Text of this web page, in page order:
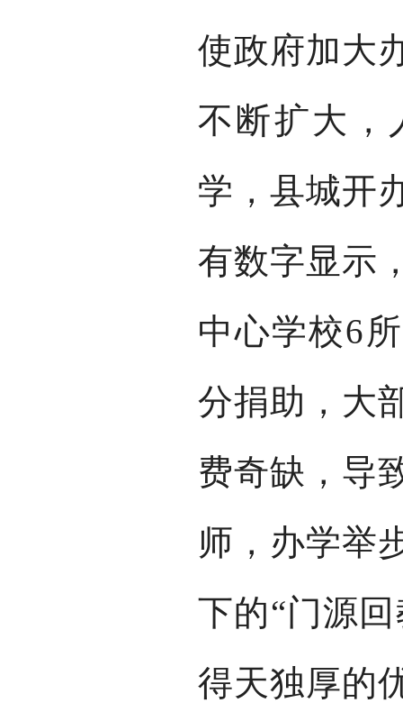
使政府加大
不断扩大，
学，县城开
有数字显示
中心学校6
分捐助，大
费奇缺，导
师，办学举
下的“门源
得天独厚的